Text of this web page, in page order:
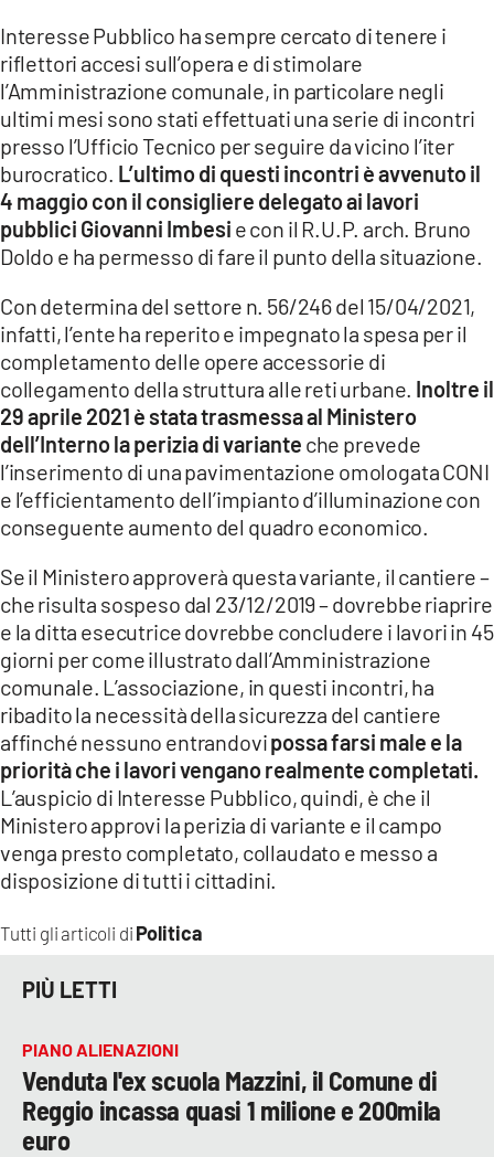
LACAPITALENEWS.IT
App
ANDROID
APPLE
Tutti gli articoli di Politica
Interesse Pubblico ha sempre cercato di tenere i
riflettori accesi sull’opera e di stimolare
l’Amministrazione comunale, in particolare negli
ultimi mesi sono stati effettuati una serie di incontri
presso l’Ufficio Tecnico per seguire da vicino l’iter
burocratico. L’ultimo di questi incontri è avvenuto il
4 maggio con il consigliere delegato ai lavori
pubblici Giovanni Imbesi e con il R.U.P. arch. Bruno
Doldo e ha permesso di fare il punto della situazione.
Con determina del settore n. 56/246 del 15/04/2021,
infatti, l’ente ha reperito e impegnato la spesa per il
completamento delle opere accessorie di
collegamento della struttura alle reti urbane. Inoltre il
29 aprile 2021 è stata trasmessa al Ministero
dell’Interno la perizia di variante che prevede
l’inserimento di una pavimentazione omologata CONI
e l’efficientamento dell’impianto d’illuminazione con
conseguente aumento del quadro economico.
Se il Ministero approverà questa variante, il cantiere –
che risulta sospeso dal 23/12/2019 – dovrebbe riaprire
e la ditta esecutrice dovrebbe concludere i lavori in 45
giorni per come illustrato dall’Amministrazione
comunale. L’associazione, in questi incontri, ha
ribadito la necessità della sicurezza del cantiere
affinché nessuno entrandovipossa farsi male e la
priorità che i lavori vengano realmente completati.
L’auspicio di Interesse Pubblico, quindi, è che il
Ministero approvi la perizia di variante e il campo
venga presto completato, collaudato e messo a
disposizione di tutti i cittadini.
PIÙ LETTI
PIANO ALIENAZIONI
Venduta l'ex scuola Mazzini, il Comune di
Reggio incassa quasi 1 milione e 200mila
euro